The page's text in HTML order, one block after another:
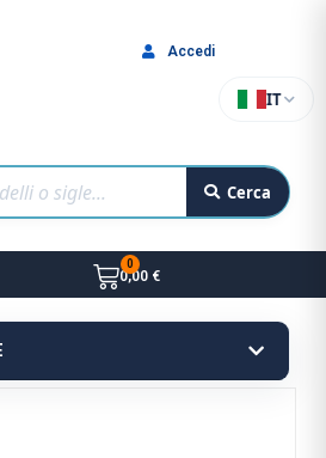
Cerca
IT
Accedi
0,00 €